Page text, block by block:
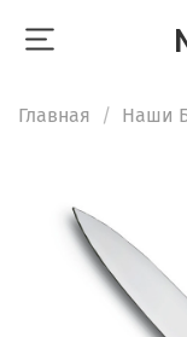
Главная Наши